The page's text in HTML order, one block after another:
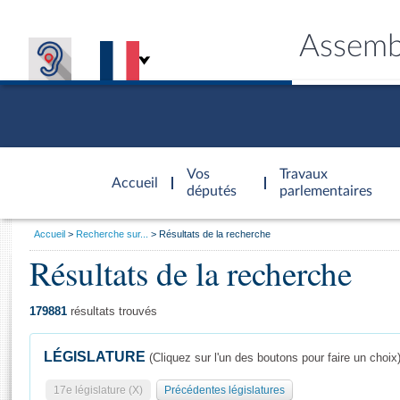
Accueil
d'accueil
Vos
députés
Travaux
parlementaires
Général
Vous
Accueil Recherche sur... Résultats de la recherche
Résultats de la recherche
179881 résultats trouvés
LÉGISLATURE (Cliquez sur l'un des boutons pour faire un choix)
17e législature (X) Précédentes législatures